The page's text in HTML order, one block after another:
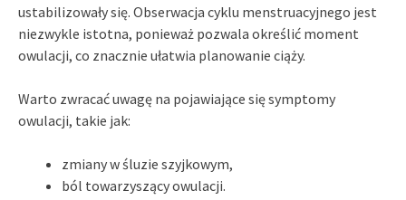
ustabilizowały się. Obserwacja cyklu menstruacyjnego jest
niezwykle istotna, ponieważ pozwala określić moment
owulacji, co znacznie ułatwia planowanie ciąży.
Warto zwracać uwagę na pojawiające się symptomy
owulacji, takie jak:
zmiany w śluzie szyjkowym,
ból towarzyszący owulacji.